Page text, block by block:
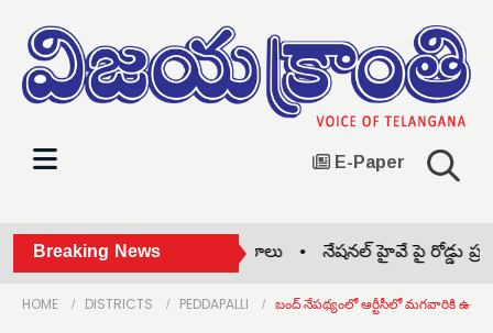
E-Paper
Breaking News
పాఠశాలలో బోనాల సంబరాలు • నేషనల్ హైవే పై రోడ్డు
HOME DISTRICTS PEDDAPALLI బంద్ నేపథ్యంలో ఆర్టీసీలో మగవారికి